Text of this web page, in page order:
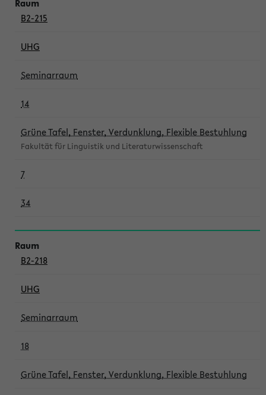
B2-215
UHG
Seminarraum
14
Grüne Tafel, Fenster, Verdunklung, Flexible Bestuhlung
Fakultät für Linguistik und Literaturwissenschaft
7
34
B2-218
UHG
Seminarraum
18
Grüne Tafel, Fenster, Verdunklung, Flexible Bestuhlung